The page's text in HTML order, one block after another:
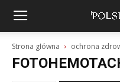
Strona główna ochrona